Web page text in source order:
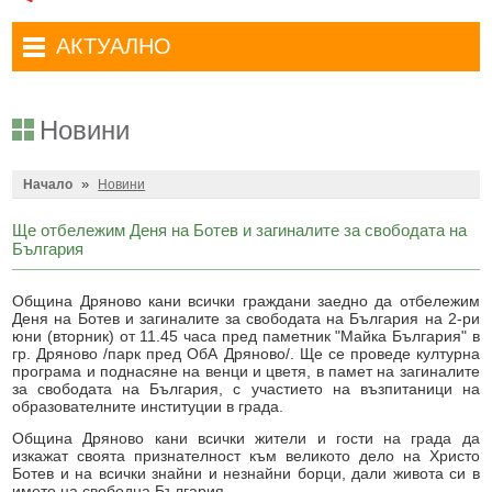
Достъп до информация
Антикорупция
Профил на купувача
Общ устройствен план
Общинско предприятие Чисто Дряново
Общинско предприятие Зелено Дряново
Общинска собственост
Култура
Туристически маршрути
Туристически информационен център
Съобщения
Новини
Начало » Новини
Ще отбележим Деня на Ботев и загиналите за свободата на
България
Община Дряново кани всички граждани заедно да отбележим
Деня на Ботев и загиналите за свободата на България на 2-ри
юни (вторник) от 11.45 часа пред паметник "Майка България" в
гр. Дряново /парк пред ОбА Дряново/. Ще се проведе културна
програма и поднасяне на венци и цветя, в памет на загиналите
за свободата на България, с участието на възпитаници на
образователните институции в града
Община Дряново кани всички жители и гости на града да
изкажат своята признателност към великото дело на Христо
Ботев и на всички знайни и незнайни борци, дали живота си в
Комплексно административно обслужване
АКТУАЛНО
Местни избори 2023 година
Общинска избирателна комисия мандат 2023-2027 г.
Преброяване 2021
COVID-19 (Коронавирус)
Приют за безстопанствени кучета
Красиво Дряново
Обяви и съобщения